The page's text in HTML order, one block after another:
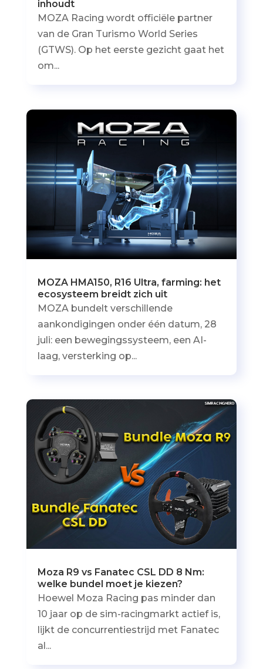
inhoudt
MOZA Racing wordt officiële partner
van de Gran Turismo World Series
(GTWS). Op het eerste gezicht gaat het
om...
MOZA HMA150, R16 Ultra, farming: het
ecosysteem breidt zich uit
MOZA bundelt verschillende
aankondigingen onder één datum, 28
juli: een bewegingssysteem, een AI-
laag, versterking op...
Moza R9 vs Fanatec CSL DD 8 Nm:
welke bundel moet je kiezen?
Hoewel Moza Racing pas minder dan
10 jaar op de sim-racingmarkt actief is,
lijkt de concurrentiestrijd met Fanatec
al...